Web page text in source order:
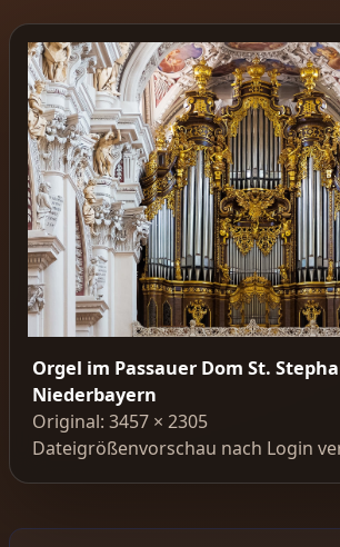
Orgel im Passauer Dom St.
Niederbayern
Original: 3457 × 2305
Dateigrößenvorschau nach Login